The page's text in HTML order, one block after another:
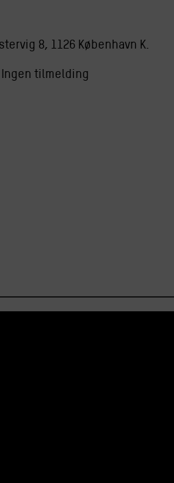
8, 1126 København K.
tilmelding